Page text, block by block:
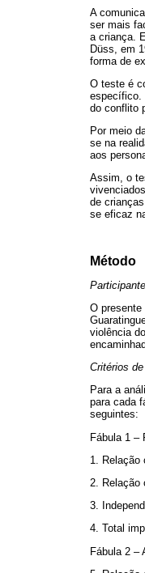
A
ser mais
a criança.
Düss, em
forma de
O teste é
específico.
do conflito
Por meio
se na
aos
Assim, o
de
se eficaz
Método
O
violência
Critérios
Para a
para cada
seguintes:
Fábula 1 –
1. Relação
2. Relação
3.
4. Total
Fábula 2 –